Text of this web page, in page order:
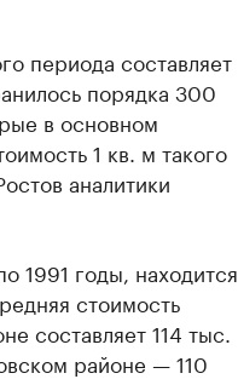
периода составляет
порядка 300
в основном
1 кв. м такого
аналитики
1991 годы, находится
стоимость
составляет 114 тыс.
районе — 110